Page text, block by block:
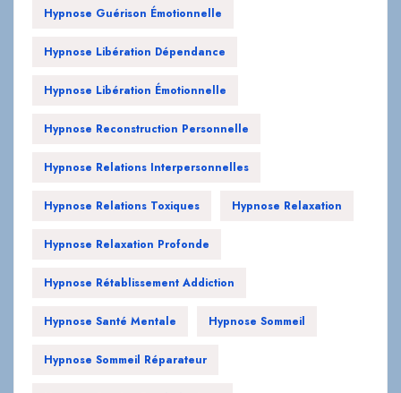
Hypnose Guérison Émotionnelle
Hypnose Libération Dépendance
Hypnose Libération Émotionnelle
Hypnose Reconstruction Personnelle
Hypnose Relations Interpersonnelles
Hypnose Relations Toxiques Hypnose Relaxation
Hypnose Relaxation Profonde
Hypnose Rétablissement Addiction
Hypnose Santé Mentale Hypnose Sommeil
Hypnose Sommeil Réparateur